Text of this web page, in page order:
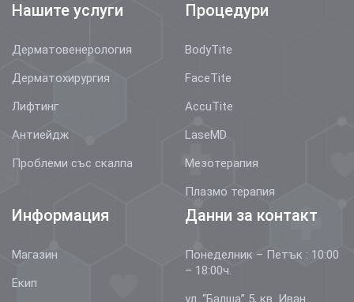
Нашите услуги
Дерматовенерология
Дерматохирургия
Лифтинг
Антиейдж
Проблеми със скалпа
Процедури
BodyTite
FaceTite
AccuTite
LaseMD
Мезотерапия
Плазмо терапия
Информация
Магазин
Екип
Данни за контакт
Понеделник – Петък : 10:00
– 18:00ч.
ул. “Балша” 5, кв. Иван